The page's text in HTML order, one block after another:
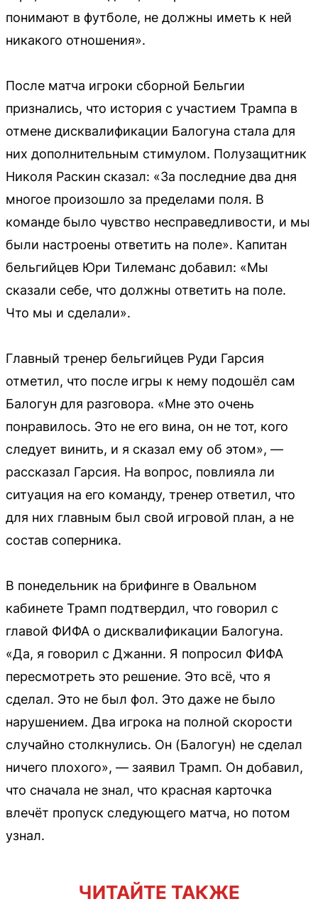
понимают в футболе, не должны иметь к ней
никакого отношения».
После матча игроки сборной Бельгии
признались, что история с участием Трампа в
отмене дисквалификации Балогуна стала для
них дополнительным стимулом. Полузащитник
Николя Раскин сказал: «За последние два дня
многое произошло за пределами поля. В
команде было чувство несправедливости, и мы
были настроены ответить на поле». Капитан
бельгийцев Юри Тилеманс добавил: «Мы
сказали себе, что должны ответить на поле.
Что мы и сделали».
Главный тренер бельгийцев Руди Гарсия
отметил, что после игры к нему подошёл сам
Балогун для разговора. «Мне это очень
понравилось. Это не его вина, он не тот, кого
следует винить, и я сказал ему об этом», —
рассказал Гарсия. На вопрос, повлияла ли
ситуация на его команду, тренер ответил, что
для них главным был свой игровой план, а не
состав соперника.
В понедельник на брифинге в Овальном
кабинете Трамп подтвердил, что говорил с
главой ФИФА о дисквалификации Балогуна.
«Да, я говорил с Джанни. Я попросил ФИФА
пересмотреть это решение. Это всё, что я
сделал. Это не был фол. Это даже не было
нарушением. Два игрока на полной скорости
случайно столкнулись. Он (Балогун) не сделал
ничего плохого», — заявил Трамп. Он добавил,
что сначала не знал, что красная карточка
влечёт пропуск следующего матча, но потом
узнал.
ЧИТАЙТЕ ТАКЖЕ